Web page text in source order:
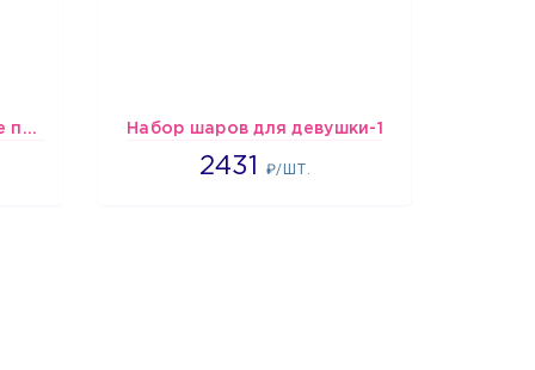
шары Сине-бело-голубые пастельные Набор шаров для девушки-1
2431 ₽/ШТ.
2431